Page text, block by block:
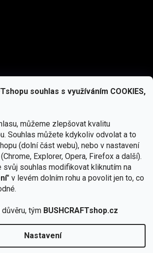
souhlas s využíváním COOKIES,
můžeme zlepšovat kvalitu
Souhlas můžete kdykoliv odvolat a to
(dolní část webu), nebo v nastavení
Explorer, Opera, Firefox a další).
svůj souhlas modifikovat kliknutím na
" v levém dolním rohu a povolit jen to, co
tým BUSHCRAFTshop.cz
Nastavení
osobních údajů
BUSHCRAFTshop.cz. Všechna práva